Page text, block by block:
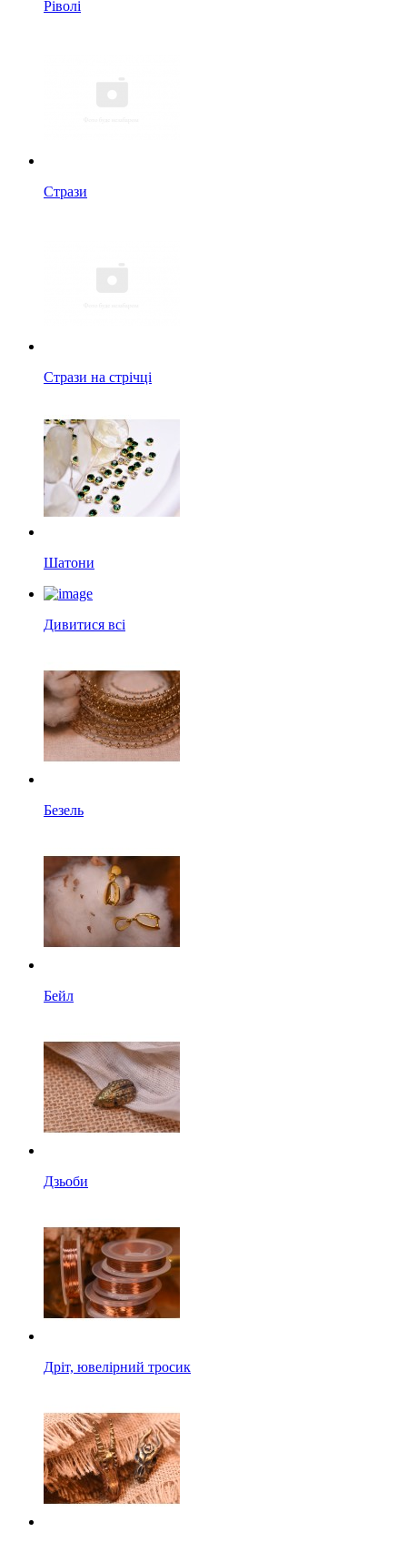
Ріволі
Стрази
Стрази на стрічці
Шатони
Дивитися всі
Безель
Бейл
Дзьоби
Дріт, ювелірний тросик